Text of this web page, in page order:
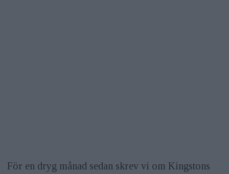
För en dryg månad sedan skrev vi om Kingstons